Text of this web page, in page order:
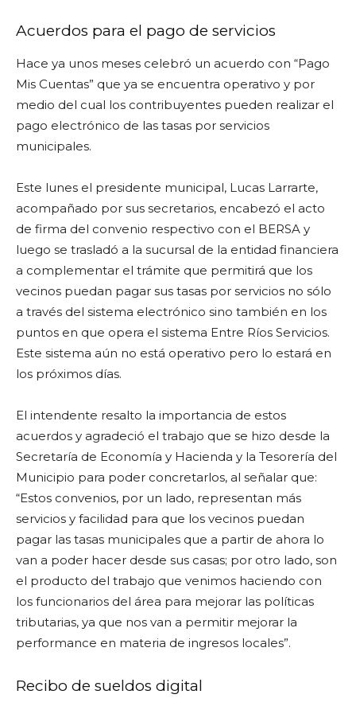
Acuerdos para el pago de servicios
Hace ya unos meses celebró un acuerdo con “Pago
Mis Cuentas” que ya se encuentra operativo y por
medio del cual los contribuyentes pueden realizar el
pago electrónico de las tasas por servicios
municipales.
Este lunes el presidente municipal, Lucas Larrarte,
acompañado por sus secretarios, encabezó el acto
de firma del convenio respectivo con el BERSA y
luego se trasladó a la sucursal de la entidad financiera
a complementar el trámite que permitirá que los
vecinos puedan pagar sus tasas por servicios no sólo
a través del sistema electrónico sino también en los
puntos en que opera el sistema Entre Ríos Servicios.
Este sistema aún no está operativo pero lo estará en
los próximos días.
El intendente resalto la importancia de estos
acuerdos y agradeció el trabajo que se hizo desde la
Secretaría de Economía y Hacienda y la Tesorería del
Municipio para poder concretarlos, al señalar que:
“Estos convenios, por un lado, representan más
servicios y facilidad para que los vecinos puedan
pagar las tasas municipales que a partir de ahora lo
van a poder hacer desde sus casas; por otro lado, son
el producto del trabajo que venimos haciendo con
los funcionarios del área para mejorar las políticas
tributarias, ya que nos van a permitir mejorar la
performance en materia de ingresos locales”.
Recibo de sueldos digital